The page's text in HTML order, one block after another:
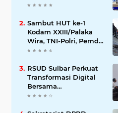
Pembangunan Sektor
Perikanan
Sambut HUT ke-1
Kodam XXIII/Palaka
Wira, TNI-Polri, Pemda
dan Warga Gempur
Bahari
RSUD Sulbar Perkuat
Transformasi Digital
Bersama
DiskominfoSS